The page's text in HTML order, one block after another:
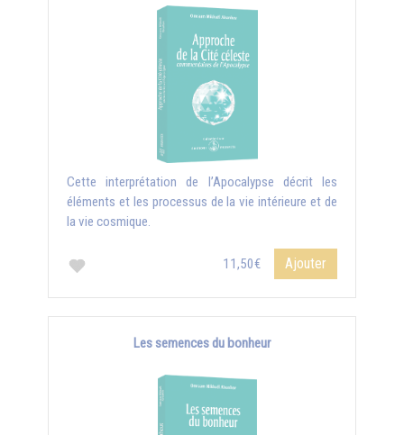
Cette interprétation de l’Apocalypse décrit les
éléments et les processus de la vie intérieure et de
la vie cosmique.
11,50€ Ajouter
Les semences du bonheur